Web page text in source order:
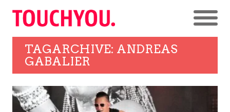
TAGARCHIVE: ANDREAS
GABALIER